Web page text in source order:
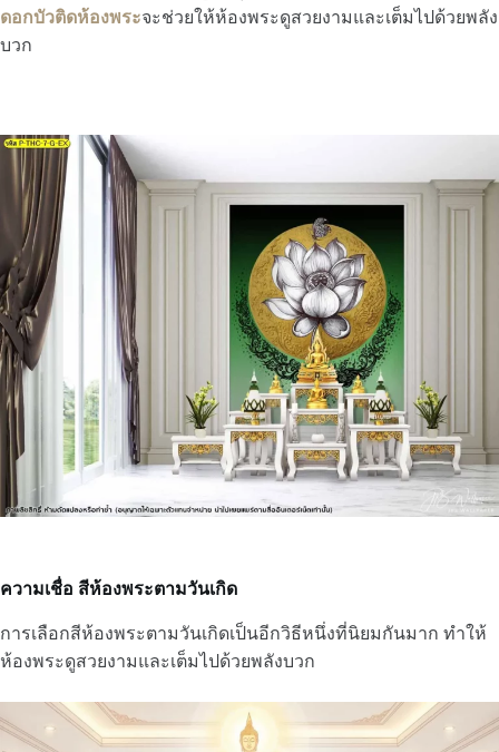
ดอกบัวติดห้องพระจะช่วยให้ห้องพระดูสวยงามและเต็มไปด้วยพลัง
บวก
ความเชื่อ สีห้องพระตามวันเกิด
การเลือกสีห้องพระตามวันเกิดเป็นอีกวิธีหนึ่งที่นิยมกันมาก ทำให้
ห้องพระดูสวยงามและเต็มไปด้วยพลังบวก